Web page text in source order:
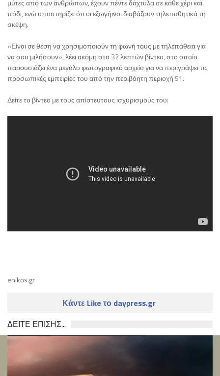
μύτες από των ανθρώπων, έχουν πέντε δάχτυλα σε κάθε χέρι και
πόδι, ενώ υποστηρίζει ότι οι εξωγήινοι διαβάζουν τηλεπαθητικά τη
σκέψη.
«Είναι σε θέση να χρησιμοποιούν τη φωνή τους με τηλεπάθεια για
να σου μιλήσουν», λέει ακόμη στο 32 λεπτών βίντεο, στο οποίο
παρουσιάζει ένα μεγάλο φωτογραφικό αρχείο για να περιγράψει τις
προσωπικές εμπειρίες του από την περιβόητη περιοχή 51.
Δείτε το βίντεο με τους απίστευτους ισχυρισμούς του:
enikos.gr
Κάντε Like το daypress.gr
ΔΕΙΤΕ ΕΠΙΣΗΣ...